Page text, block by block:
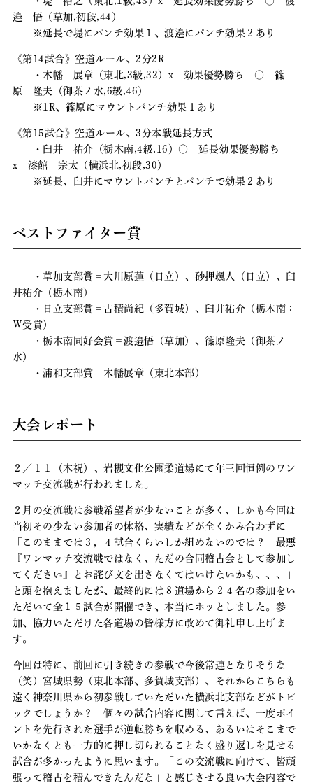
邉 悟（草加,初段,44）
※延長で堤にパンチ効果１、渡邉にパンチ効果２あり
《第14試合》空道ルール、2分2R
・木幡 展章（東北,3級,32）x 効果優勢勝ち 〇 篠
原 隆夫（御茶ノ水,6級,46）
※1R、篠原にマウントパンチ効果１あり
《第15試合》空道ルール、3分本戦延長方式
・臼井 祐介（栃木南,4級,16）〇 延長効果優勢勝ち
x 漆館 宗太（横浜北,初段,30）
※延長、臼井にマウントパンチとパンチで効果２あり
ベストファイター賞
・草加支部賞＝大川原蓮（日立）、砂押颯人（日立）、臼
井祐介（栃木南）
・日立支部賞＝古積尚紀（多賀城）、臼井祐介（栃木南：
Ｗ受賞）
・栃木南同好会賞＝渡邉悟（草加）、篠原隆夫（御茶ノ
水）
・浦和支部賞＝木幡展章（東北本部）
大会レポート
２／１１（木祝）、岩槻文化公園柔道場にて年三回恒例のワン
マッチ交流戦が行われました。
２月の交流戦は参戦希望者が少ないことが多く、しかも今回は
当初その少ない参加者の体格、実績などが全くかみ合わずに
「このままでは３，４試合くらいしか組めないのでは？ 最悪
『ワンマッチ交流戦ではなく、ただの合同稽古会として参加し
てください』とお詫び文を出さなくてはいけないかも、、、」
と頭を抱えましたが、最終的には８道場から２４名の参加をい
ただいて全１５試合が開催でき、本当にホッとしました。参
加、協力いただけた各道場の皆様方に改めて御礼申し上げま
す。
今回は特に、前回に引き続きの参戦で今後常連となりそうな
（笑）宮城県勢（東北本部、多賀城支部）、それからこちらも
遠く神奈川県から初参戦していただいた横浜北支部などがトピ
ックでしょうか？ 個々の試合内容に関して言えば、一度ポイ
ントを先行された選手が逆転勝ちを収める、あるいはそこまで
いかなくとも一方的に押し切られることなく盛り返しを見せる
試合が多かったように思います。「この交流戦に向けて、皆頑
張って稽古を積んできたんだな」と感じさせる良い大会内容で